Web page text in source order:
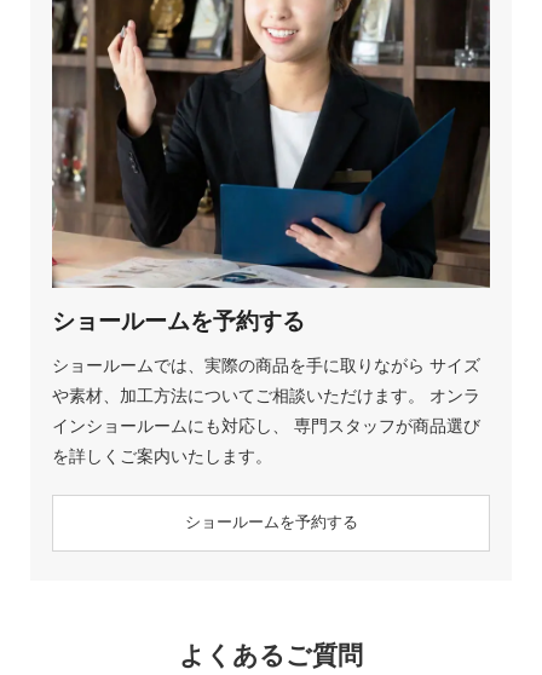
ショールームを予約する
ショールームでは、実際の商品を手に取りながら サイズ
や素材、加工方法についてご相談いただけます。 オンラ
インショールームにも対応し、 専門スタッフが商品選び
を詳しくご案内いたします。
ショールームを予約する
よくあるご質問